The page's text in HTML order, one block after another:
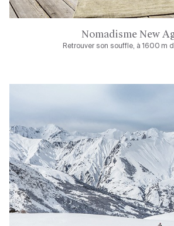
Nomadisme New
Retrouver son souffle, à 1600 m